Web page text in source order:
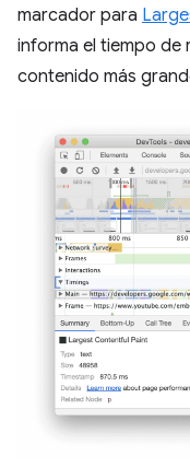
marcador para
informa el tiempo de
contenido más